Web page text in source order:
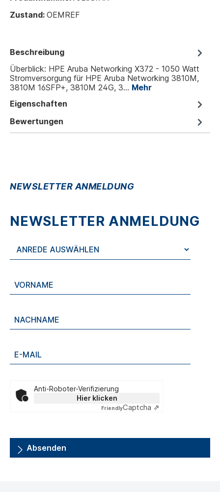
Zustand: OEMREF
Beschreibung
Überblick: HPE Aruba Networking X372 - 1050 Watt
Stromversorgung für HPE Aruba Networking 3810M,
3810M 16SFP+, 3810M 24G, 3… Mehr
Eigenschaften
Bewertungen
NEWSLETTER ANMELDUNG
NEWSLETTER ANMELDUNG
Anti-Roboter-Verifizierung
Hier klicken
FriendlyCaptcha ⇗
Absenden